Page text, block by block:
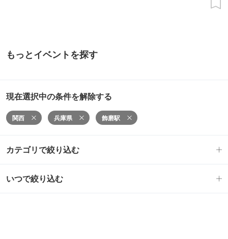
もっとイベントを探す
現在選択中の条件を解除する
関西 兵庫県 飾磨駅
カテゴリで絞り込む
いつで絞り込む